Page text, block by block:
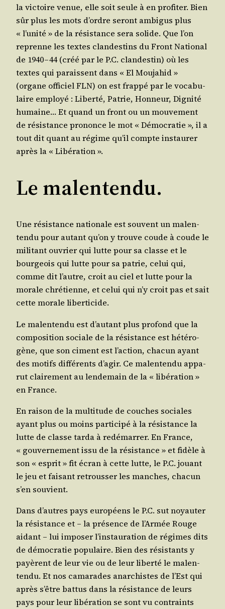
la vic­toire venue, elle soit seule à en pro­fi­ter. Bien
sûr plus les mots d’ordre seront ambi­gus plus
« l’u­ni­té » de la résis­tance sera solide. Que l’on
reprenne les textes clan­des­tins du Front Natio­nal
de 1940 – 44 (créé par le P.C. clan­des­tin) où les
textes qui paraissent dans « El Mou­ja­hid »
(organe offi­ciel FLN) on est frap­pé par le voca­bu­
laire employé : Liber­té, Patrie, Hon­neur, Digni­té
humaine… Et quand un front ou un mou­ve­ment
de résis­tance pro­nonce le mot « Démo­cra­tie », il a
tout dit quant au régime qu’il compte ins­tau­rer
après la « Libération ».
Le malentendu.
Une résis­tance natio­nale est sou­vent un mal­en­
ten­du pour autant qu’on y trouve coude à coude le
mili­tant ouvrier qui lutte pour sa classe et le
bour­geois qui lutte pour sa patrie, celui qui,
comme dit l’autre, croit au ciel et lutte pour la
morale chré­tienne, et celui qui n’y croit pas et sait
cette morale liberticide.
Le mal­en­ten­du est d’au­tant plus pro­fond que la
com­po­si­tion sociale de la résis­tance est hété­ro­
gène, que son ciment est l’ac­tion, cha­cun ayant
des motifs dif­fé­rents d’a­gir. Ce mal­en­ten­du appa­
rut clai­re­ment au len­de­main de la « libé­ra­tion »
en France.
En rai­son de la mul­ti­tude de couches sociales
ayant plus ou moins par­ti­ci­pé à la résis­tance la
lutte de classe tar­da à redé­mar­rer. En France,
« gou­ver­ne­ment issu de la résis­tance » et fidèle à
son « esprit » fit écran à cette lutte, le P.C. jouant
le jeu et fai­sant retrous­ser les manches, cha­cun
s’en souvient.
Dans d’autres pays euro­péens le P.C. sut noyau­ter
la résis­tance et – la pré­sence de l’Ar­mée Rouge
aidant – lui impo­ser l’ins­tau­ra­tion de régimes dits
de démo­cra­tie popu­laire. Bien des résis­tants y
payèrent de leur vie ou de leur liber­té le mal­en­
ten­du. Et nos cama­rades anar­chistes de l’Est qui
après s’être bat­tus dans la résis­tance de leurs
pays pour leur libé­ra­tion se sont vu contraints